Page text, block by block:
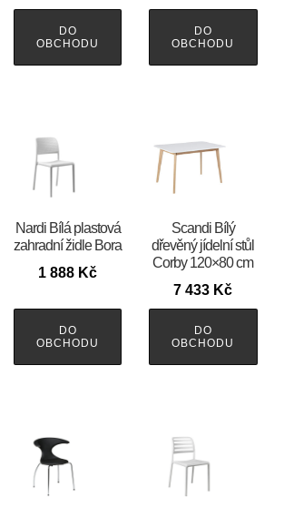
DO
OBCHODU
DO
OBCHODU
Nardi Bílá plastová
zahradní židle Bora
1 888 Kč
DO
OBCHODU
Scandi Bílý
dřevěný jídelní stůl
Corby 120×80 cm
7 433 Kč
DO
OBCHODU